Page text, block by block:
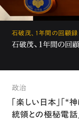
石破茂、1年間の回顧録
石破茂、1年間の回
政治
「楽しい日本」「“
統領との極秘電話